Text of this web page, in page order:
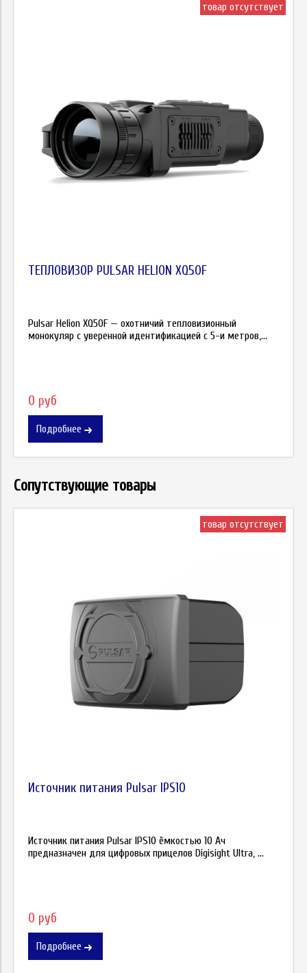
товар отсутствует
ТЕПЛОВИЗОР PULSAR HELION XQ50F
Pulsar Helion XQ50F — охотничий тепловизионный
монокуляр с уверенной идентификацией с 5-и метров,...
0 руб
Подробнее
Сопутствующие товары
товар отсутствует
Источник питания Pulsar IPS10
Источник питания Pulsar IPS10 ёмкостью 10 Ач
предназначен для цифровых прицелов Digisight Ultra, ...
0 руб
Подробнее